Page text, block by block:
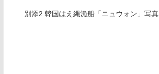
別添2 韓国はえ縄漁船「ニュウォン」写真